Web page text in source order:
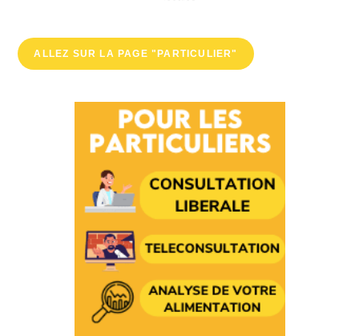
ALLEZ SUR LA PAGE "PARTICULIER"